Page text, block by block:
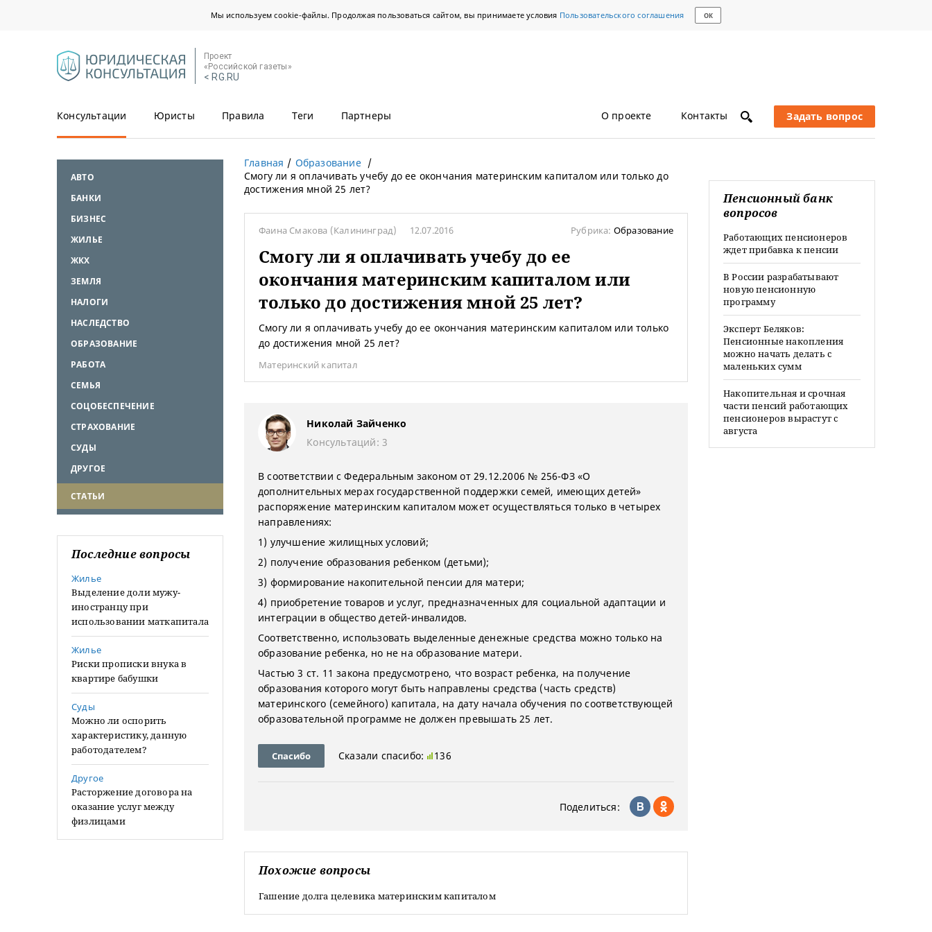
Мы используем cookie-файлы. Продолжая пользоваться сайтом, вы принимаете условия Пользовательского соглашения ОК
Проект
«Российской газеты»
< RG.RU
Консультации Юристы Правила Теги Партнеры О проекте Контакты Задать вопрос
АВТО
БАНКИ
БИЗНЕС
ЖИЛЬЕ
ЖКХ
ЗЕМЛЯ
НАЛОГИ
НАСЛЕДСТВО
ОБРАЗОВАНИЕ
РАБОТА
СЕМЬЯ
СОЦОБЕСПЕЧЕНИЕ
СТРАХОВАНИЕ
СУДЫ
ДРУГОЕ
СТАТЬИ
Последние вопросы
Жилье
Выделение доли мужу-
иностранцу при
использовании маткапитала
Жилье
Риски прописки внука в
квартире бабушки
Суды
Можно ли оспорить
характеристику, данную
работодателем?
Другое
Расторжение договора на
оказание услуг между
физлицами
Главная
Образование
Смогу ли я оплачивать учебу до ее окончания материнским капиталом или только до
достижения мной 25 лет?
Фаина Смакова (Калининград) 12.07.2016 Рубрика: Образование
Смогу ли я оплачивать учебу до ее
окончания материнским капиталом или
только до достижения мной 25 лет?
Смогу ли я оплачивать учебу до ее окончания материнским капиталом или только
до достижения мной 25 лет?
Материнский капитал
Николай Зайченко
Консультаций: 3
В соответствии с Федеральным законом от 29.12.2006 № 256-ФЗ «О
дополнительных мерах государственной поддержки семей, имеющих детей»
распоряжение материнским капиталом может осуществляться только в четырех
направлениях:
1) улучшение жилищных условий;
2) получение образования ребенком (детьми);
3) формирование накопительной пенсии для матери;
4) приобретение товаров и услуг, предназначенных для социальной адаптации и
интеграции в общество детей-инвалидов.
Соответственно, использовать выделенные денежные средства можно только на
образование ребенка, но не на образование матери.
Частью 3 ст. 11 закона предусмотрено, что возраст ребенка, на получение
образования которого могут быть направлены средства (часть средств)
материнского (семейного) капитала, на дату начала обучения по соответствующей
образовательной программе не должен превышать 25 лет.
Спасибо Сказали спасибо: 136
Поделиться:
Похожие вопросы
Гашение долга целевика материнским капиталом
Пенсионный банк
вопросов
Работающих пенсионеров
ждет прибавка к пенсии
В России разрабатывают
новую пенсионную
программу
Эксперт Беляков:
Пенсионные накопления
можно начать делать с
маленьких сумм
Накопительная и срочная
части пенсий работающих
пенсионеров вырастут с
августа